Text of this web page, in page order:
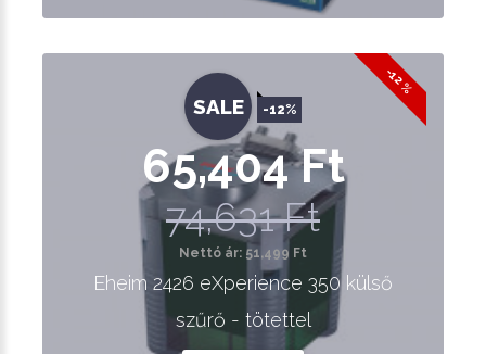
-12 %
SALE -12%
65,404 Ft
74,631 Ft
Nettó ár: 51,499 Ft
Eheim 2426 eXperience 350 külső
szűrő - tötettel